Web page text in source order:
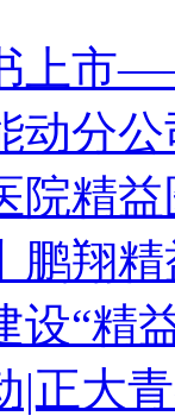
上市
动分
院精
鹏翔
设“精
|正大